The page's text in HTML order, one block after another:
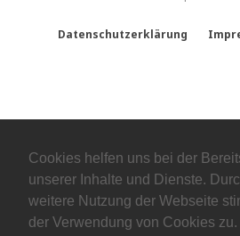
Cookies helfen uns bei der
unserer Inhalte und Dienste.
weitere Nutzung der Webseite
der Verwendung von Cookies zu.
Datenschutzerklärung